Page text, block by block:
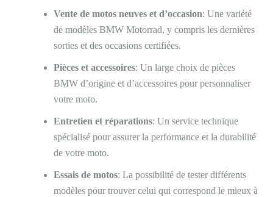
Vente de motos neuves et d’occasion: Une variété
de modèles BMW Motorrad, y compris les dernières
sorties et des occasions certifiées.
Pièces et accessoires: Un large choix de pièces
BMW d’origine et d’accessoires pour personnaliser
votre moto.
Entretien et réparations: Un service technique
spécialisé pour assurer la performance et la durabilité
de votre moto.
Essais de motos: La possibilité de tester différents
modèles pour trouver celui qui correspond le mieux à